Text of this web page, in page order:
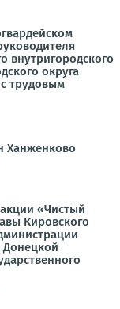
внутригородского
округа
трудовым
Ханженково
«Чистый
Кировского
Донецкой